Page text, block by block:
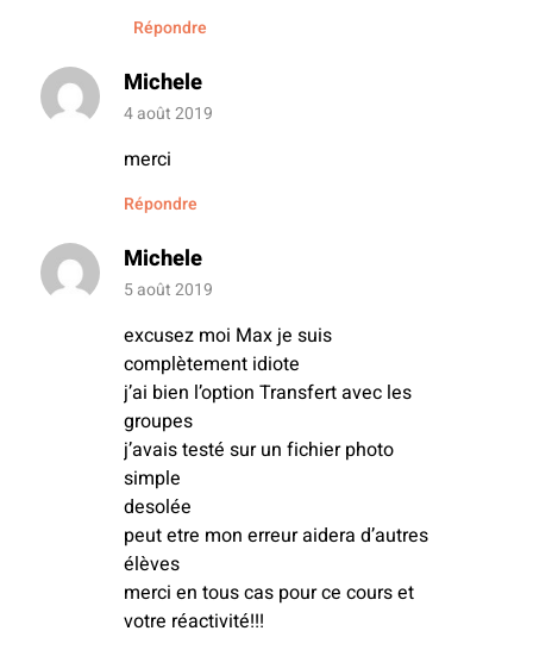
Répondre
Michele
4 août 2019
merci
Répondre
Michele
5 août 2019
excusez moi Max je suis
complètement idiote
j’ai bien l’option Transfert avec les
groupes
j’avais testé sur un fichier photo
simple
desolée
peut etre mon erreur aidera d’autres
élèves
merci en tous cas pour ce cours et
votre réactivité!!!